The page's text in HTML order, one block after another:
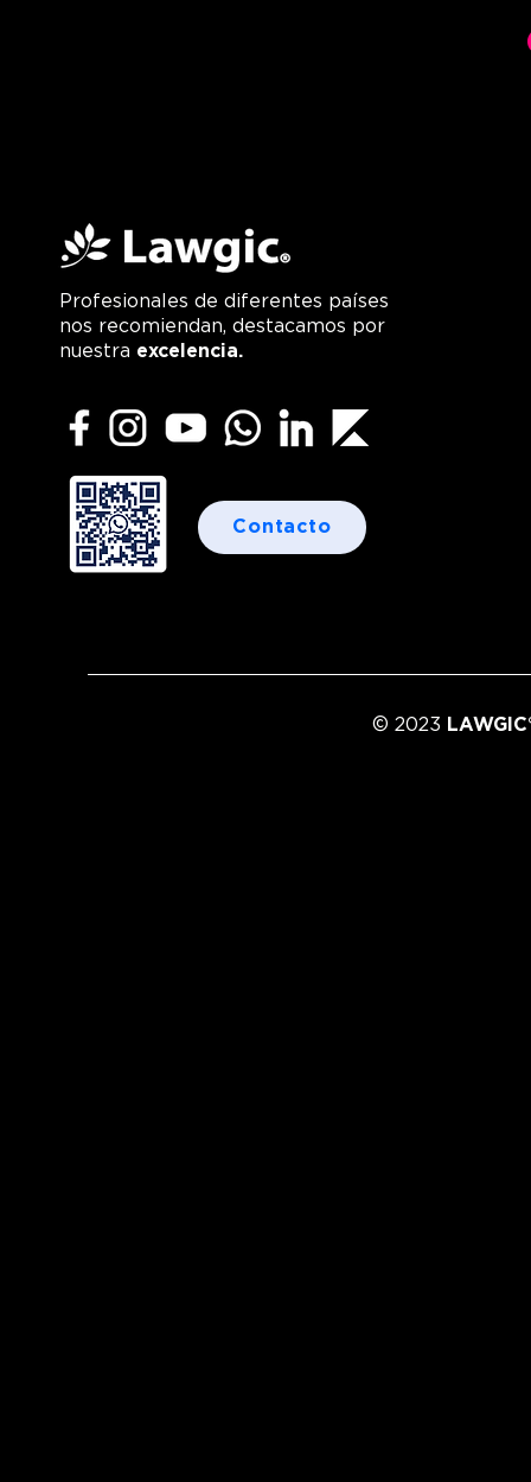
Profesionales de diferentes países
nos recomiendan, destacamos por
nuestra excelencia.
Contacto
© 2023